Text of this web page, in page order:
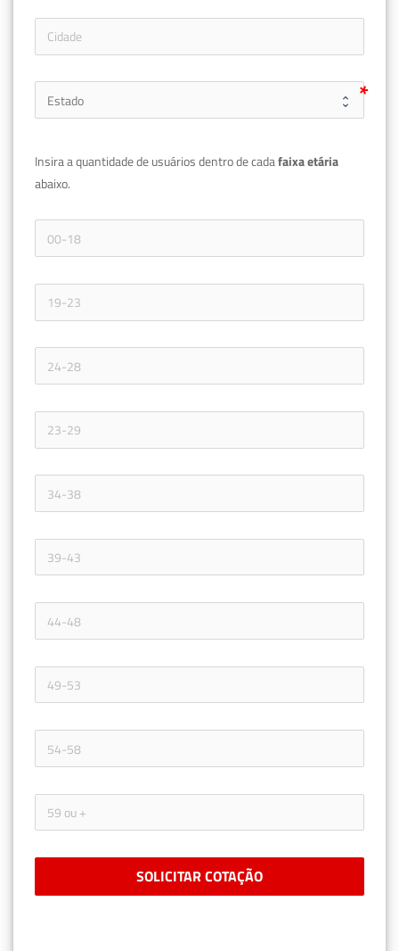
Insira a quantidade de usuários dentro de cada
abaixo.
SOLICITAR COTAÇÃO